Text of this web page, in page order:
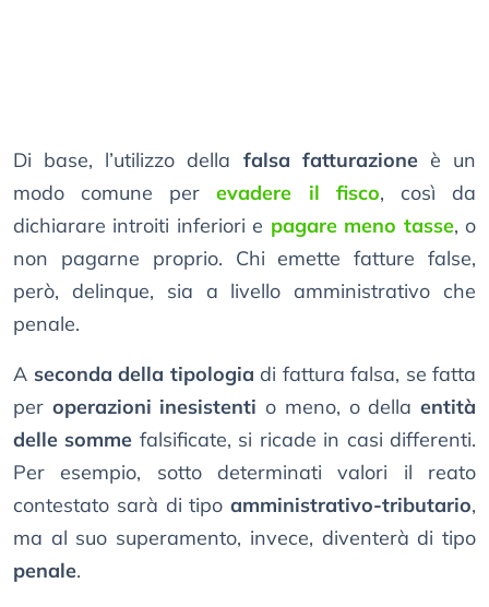
Di base, l’utilizzo della falsa fatturazioneè un
modo comune perevadere il fisco, così da
dichiarare introiti inferiori e pagare meno tasse, o
non pagarne proprio. Chi emette fatture false,
però, delinque, sia a livello amministrativo che
penale.
A seconda della tipologia di fattura falsa, se fatta
per operazioni inesistenti o meno, o dellaentità
delle somme falsificate, si ricade in casi differenti.
Per esempio, sotto determinati valori il reato
contestato sarà di tipo amministrativo-tributario,
ma al suo superamento, invece, diventerà di tipo
penale.